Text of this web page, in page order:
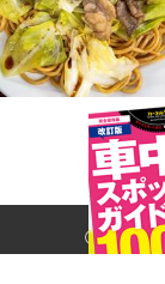
© 2017-